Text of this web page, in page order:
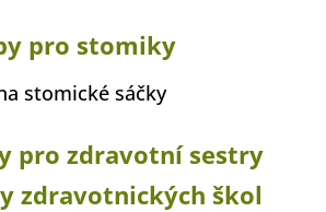
pro stomiky
stomické sáčky
pro zdravotní sestry
zdravotnických škol